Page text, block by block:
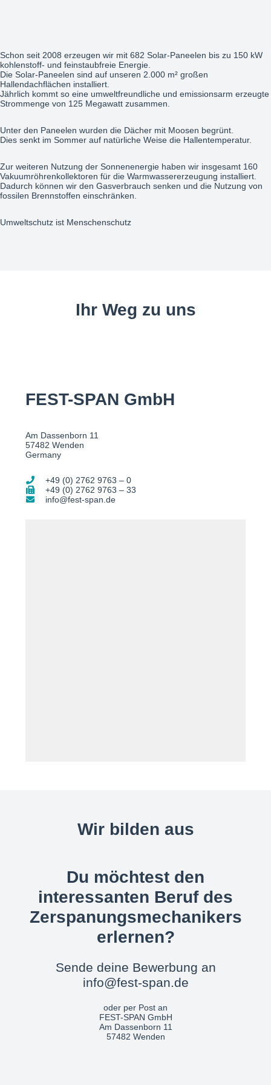
Schon seit 2008 erzeugen wir mit 682 Solar-Paneelen bis zu 150 kW
kohlenstoff- und feinstaubfreie Energie.
Die Solar-Paneelen sind auf unseren 2.000 m² großen
Hallendachflächen installiert.
Jährlich kommt so eine umweltfreundliche und emissionsarm erzeugte
Strommenge von 125 Megawatt zusammen.
Unter den Paneelen wurden die Dächer mit Moosen begrünt.
Dies senkt im Sommer auf natürliche Weise die Hallentemperatur.
Zur weiteren Nutzung der Sonnenenergie haben wir insgesamt 160
Vakuumröhrenkollektoren für die Warmwassererzeugung installiert.
Dadurch können wir den Gasverbrauch senken und die Nutzung von
fossilen Brennstoffen einschränken.
Umweltschutz ist Menschenschutz
Ihr Weg zu uns
FEST-SPAN GmbH
Am Dassenborn 11
57482 Wenden
Germany
+49 (0) 2762 9763 – 0
+49 (0) 2762 9763 – 33
info@fest-span.de
Wir bilden aus
Du möchtest den
interessanten Beruf des
Zerspanungsmechanikers
erlernen?
Sende deine Bewerbung an
info@fest-span.de
oder per Post an
FEST-SPAN GmbH
Am Dassenborn 11
57482 Wenden